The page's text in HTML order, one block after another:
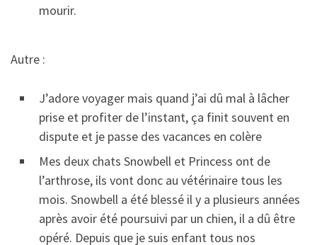
mourir.
Autre :
J’adore voyager mais quand j’ai dû mal à lâcher
prise et profiter de l’instant, ça finit souvent en
dispute et je passe des vacances en colère
Mes deux chats Snowbell et Princess ont de
l’arthrose, ils vont donc au vétérinaire tous les
mois. Snowbell a été blessé il y a plusieurs années
après avoir été poursuivi par un chien, il a dû être
opéré. Depuis que je suis enfant tous nos